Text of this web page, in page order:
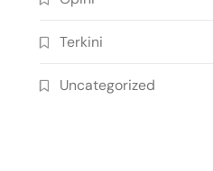
Terkini
Uncategorized